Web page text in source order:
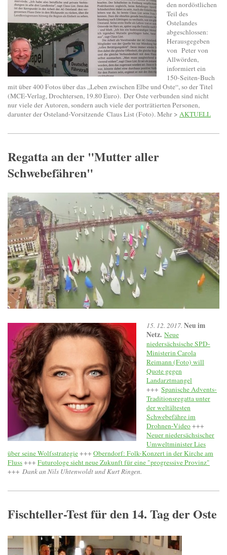
den nordöstlichen
Teil des
Ostelandes
abgeschlossen:
Herausgegeben
von Peter von
Allwörden,
informiert ein
150-Seiten-Buch
mit über 400 Fotos über das „Leben zwischen Elbe und Oste“, so der Titel
(MCE-Verlag, Drochtersen, 19.80 Euro). Der Oste verbunden sind nicht
nur viele der Autoren, sondern auch viele der porträtierten Personen,
darunter der Osteland-Vorsitzende Claus List (Foto). Mehr > AKTUELL
Regatta an der "Mutter aller
Schwebefähren"
15. 12. 2017. Neu im
Netz. Neue
niedersächsische SPD-
Ministerin Carola
Reimann (Foto) will
Quote gegen
Landarztmangel
+++ Spanische Advents-
Traditionsregatta unter
der weltältesten
Schwebefähre im
Drohnen-Video+++
Neuer niedersächsischer
Umweltminister Lies
über seine Wolfsstrategie+++ Oberndorf: Folk-Konzert in der Kirche am
Fluss+++ Futurologe sieht neue Zukunft für eine "progressive Provinz"
+++ Dank an Nils Uhtenwoldt und Kurt Ringen.
Fischteller-Test für den 14. Tag der Oste